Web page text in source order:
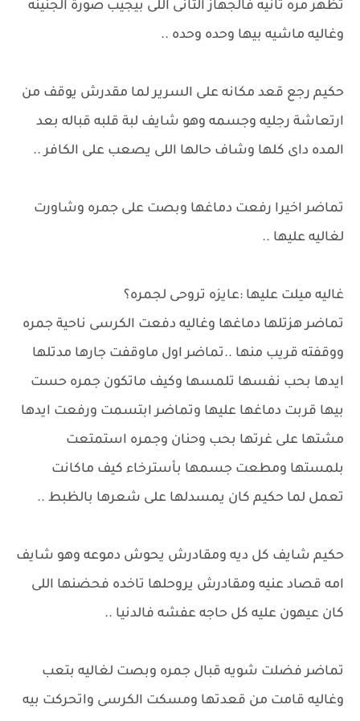
تظهر مره تانيه فالجهاز التانى اللى بيجيب صورة الجنينه
وغاليه ماشيه بيها وحده وحده ..
حكيم رجع قعد مكانه على السرير لما مقدرش يوقف من
ارتعاشة رجليه وجسمه وهو شايف لبة قلبه قباله بعد
المده داى كلها وشاف حالها اللى يصعب على الكافر ..
تماضر اخيرا رفعت دماغها وبصت على جمره وشاورت
لغاليه عليها ..
غاليه ميلت عليها :عايزه تروحى لجمره؟
تماضر هزتلها دماغها وغاليه دفعت الكرسى ناحية جمره
ووقفته قريب منها ..تماضر اول ماوقفت جارها مدتلها
ايدها بحب نفسها تلمسها وكيف ماتكون جمره حست
بيها قربت دماغها عليها وتماضر ابتسمت ورفعت ايدها
مشتها على غرتها بحب وحنان وجمره استمتعت
بلمستها ومطعت جسمها بأسترخاء كيف ماكانت
تعمل لما حكيم كان يمسدلها على شعرها بالظبط ..
حكيم شايف كل ديه ومقادرش يحوش دموعه وهو شايف
امه قصاد عنيه ومقادرش يروحلها تاخده فحضنها اللى
كان عيهون عليه كل حاجه عفشه فالدنيا ..
تماضر فضلت شويه قبال جمره وبصت لغاليه بتعب
وغاليه قامت من قعدتها ومسكت الكرسى واتحركت بيه